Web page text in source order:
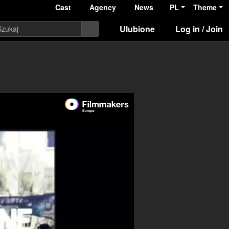
Cast Agency News PL Theme
Ulubione Log in / Join